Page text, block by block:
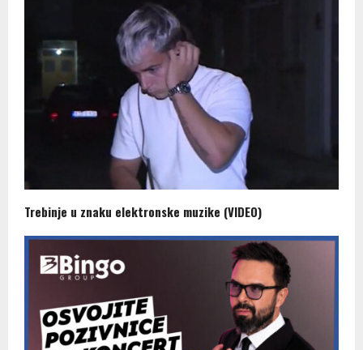
Trebinje u znaku elektronske muzike (VIDEO)